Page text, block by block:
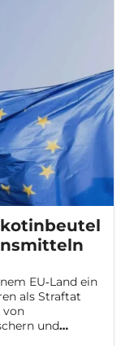
EU‑Land ein
als Straftat
von
und